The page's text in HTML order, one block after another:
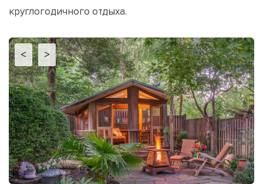
круглогодичного отдыха.
< >